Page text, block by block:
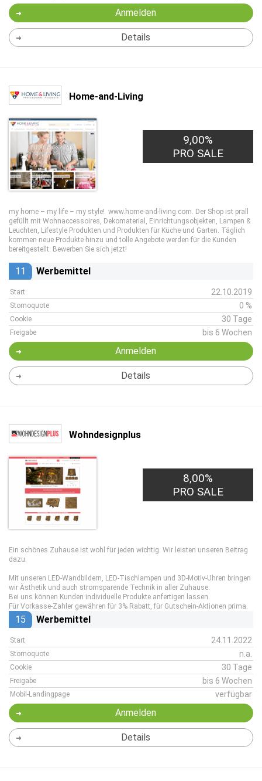
Anmelden
Details
Home-and-Living
9,00%
PRO SALE
my home – my life – my style! www.home-and-living.com. Der Shop ist prall
gefüllt mit Wohnaccessoires, Dekomaterial, Einrichtungsobjekten, Lampen &
Leuchten, Lifestyle Produkten und Produkten für Küche und Garten. Täglich
kommen neue Produkte hinzu und tolle Angebote werden für die Kunden
bereitgestellt. Bewerben Sie sich jetzt!
11 Werbemittel
Start 22.10.2019
Stornoquote 0 %
Cookie 30 Tage
Freigabe bis 6 Wochen
Anmelden
Details
Wohndesignplus
8,00%
PRO SALE
Ein schönes Zuhause ist wohl für jeden wichtig. Wir leisten unseren Beitrag
dazu.
Mit unseren LED-Wandbildern, LED-Tischlampen und 3D-Motiv-Uhren bringen
wir Ästhetik und auch stromsparende Technik in aller Zuhause.
Bei uns können Kunden individuelle Produkte anfertigen lassen.
Für Vorkasse-Zahler gewähren für 3% Rabatt, für Gutschein-Aktionen prima.
15 Werbemittel
Start 24.11.2022
Stornoquote n.a.
Cookie 30 Tage
Freigabe bis 6 Wochen
Mobil-Landingpage verfügbar
Anmelden
Details